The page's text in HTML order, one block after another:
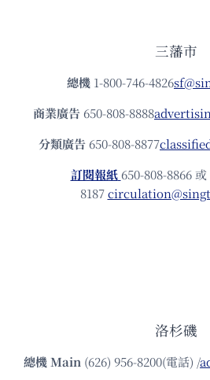
三藩市
總機 1-800-746-4826
商業廣告 650-808-8888
分類廣告 650-808-8877
訂閱報紙 650-808-8866
8187
洛杉磯
總機Main (626) 956-8200(電話) /